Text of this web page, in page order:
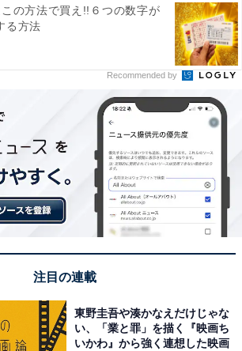
の方法で買え!!６つの数字が
る方法
Recommended by
注目の連載
東野圭吾や湊かなえだけじゃな
い、「業と罪」を描く『映画ち
いかわ』から強く連想した映画